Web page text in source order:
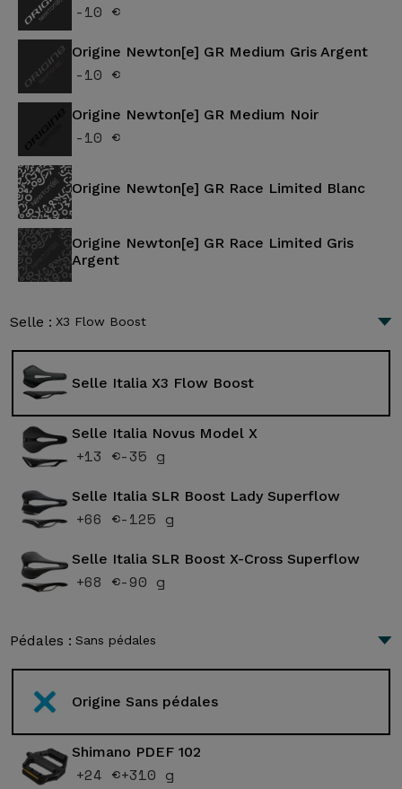
-10 €
Origine Newton[e] GR Medium Gris Argent
-10 €
Origine Newton[e] GR Medium Noir
-10 €
Origine Newton[e] GR Race Limited Blanc
Origine Newton[e] GR Race Limited Gris
Argent
Selle : X3 Flow Boost
Selle Italia X3 Flow Boost
Selle Italia Novus Model X
+13 €-35 g
Selle Italia SLR Boost Lady Superflow
+66 €-125 g
Selle Italia SLR Boost X-Cross Superflow
+68 €-90 g
Pédales : Sans pédales
Origine Sans pédales
Shimano PDEF 102
+24 €+310 g